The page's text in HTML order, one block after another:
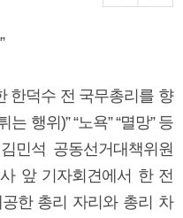
한덕수 전 국무총리를 향
행위)” “노욕” “멸망” 등
민석 공동선거대책위원
앞 기자회견에서 한 전
한 총리 자리와 총리 차